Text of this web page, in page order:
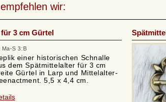
wir:
3 cm Gürtel
Ma-S 3:B
einer historischen Schnalle
dem Spätmittelalter für 3 cm
Gürtel in Larp und Mittelalter-
5,5 x 4,4 cm.